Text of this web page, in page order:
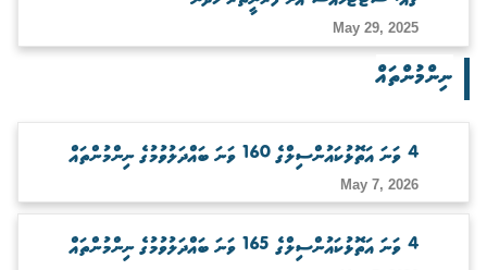
May 29, 2025
ނިންމުންތައް
4 ވަނަ އަތޮޅުކައުންސިލްގެ 160 ވަނަ ބައްދަލުވުމުގެ ނިންމުންތައް
May 7, 2026
4 ވަނަ އަތޮޅުކައުންސިލްގެ 165 ވަނަ ބައްދަލުވުމުގެ ނިންމުންތައް